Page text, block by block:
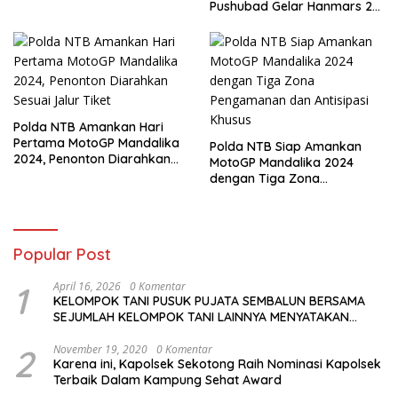
Pushubad Gelar Hanmars 25
Polda NTB Amankan Hari
Pertama MotoGP Mandalika
2024, Penonton Diarahkan
Polda NTB Siap Amankan
MotoGP Mandalika 2024
dengan Tiga Zona
Popular Post
1 April 16, 2026 0 Komentar
KELOMPOK TANI PUSUK PUJATA SEMBALUN BERSAMA
SEJUMLAH KELOMPOK TANI LAINNYA MENYATAKAN
MENYUKSESKAN PROGRAM PEMERINTAH DI SEKTOR
HORTIKULTURA, KHUSUSNYA PROGRAM BANTUAN BENIH
BAWANG PUTIH DARI APBN 2026.
2 November 19, 2020 0 Komentar
Karena ini, Kapolsek Sekotong Raih Nominasi Kapolsek
Terbaik Dalam Kampung Sehat Award